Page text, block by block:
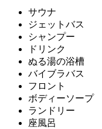
サウナ
ジェットバス
シャンプー
ドリンク
ぬる湯の浴槽
バイブラバス
フロント
ボディーソープ
ランドリー
座風呂